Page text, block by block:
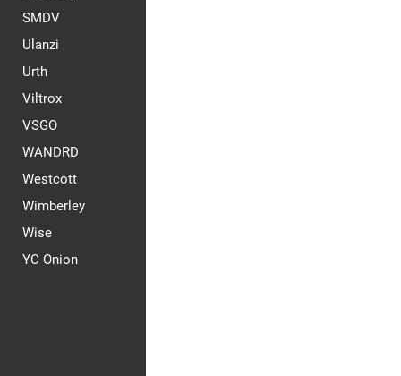
SMDV
Ulanzi
Urth
Viltrox
VSGO
WANDRD
Westcott
Wimberley
Wise
YC Onion